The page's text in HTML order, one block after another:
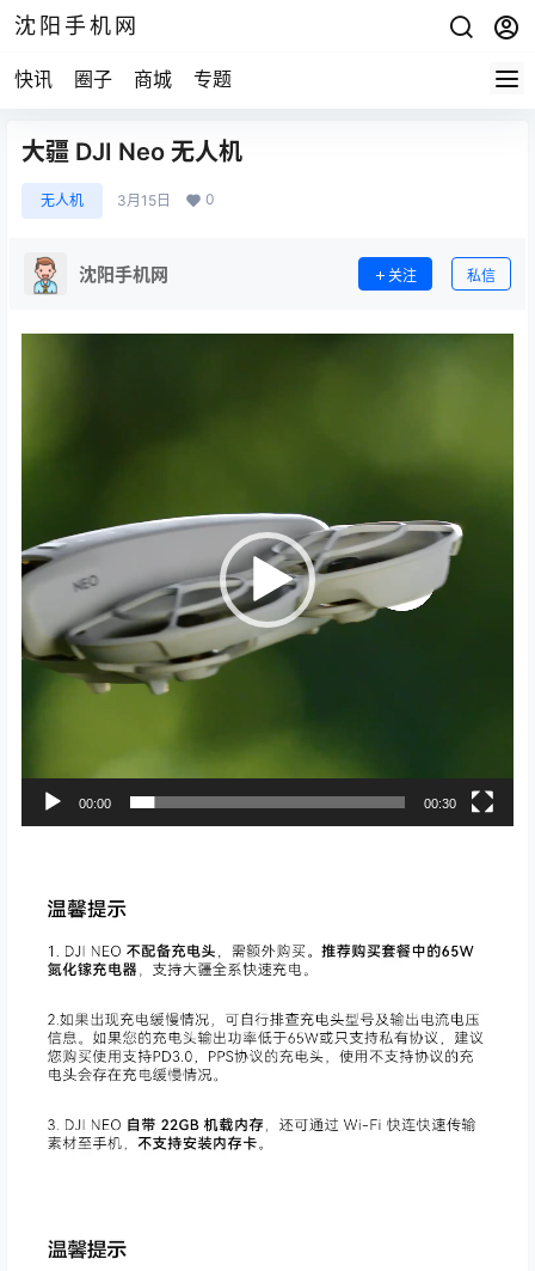
沈阳手机网
快讯 圈子 商城 专题
大疆 DJI Neo 无人机
无人机 3月15日 0
沈阳手机网 关注 私信
00:00 00:30